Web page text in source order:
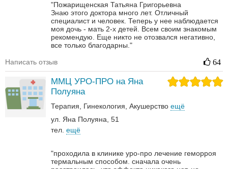
"Пожарищенская Татьяна Григорьевна
Знаю этого доктора много лет. Отличный
специалист и человек. Теперь у нее наблюдается
моя дочь - мать 2-х детей. Всем своим знакомым
рекомендую. Еще никто не отозвался негативно,
все только благодарны."
Написать отзыв 64
ММЦ УРО-ПРО на Яна
Полуяна
Терапия Гинекология Акушерство ещё
ул. Яна Полуяна, 51
тел. ещё
"проходила в клинике уро-про лечение геморроя
термальным способом. сначала очень